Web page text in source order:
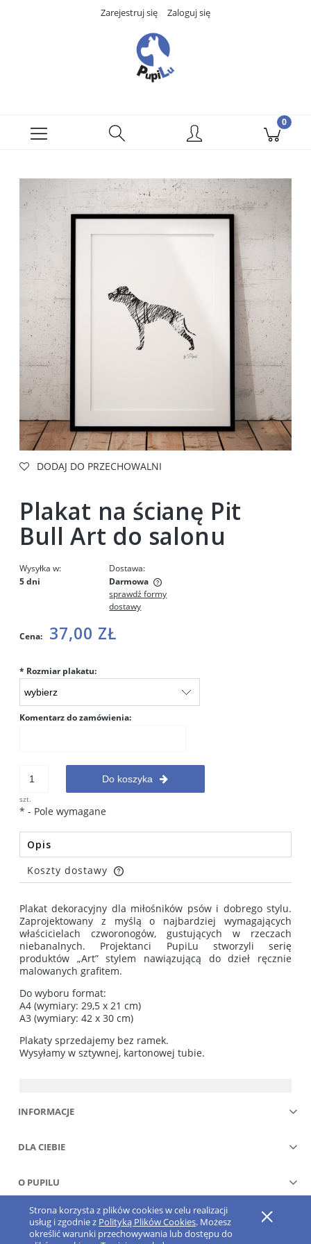
Strona korzysta z plików cookies w celu realizacji
usług i zgodnie z Polityką Plików Cookies. Możesz
określić warunki przechowywania lub dostępu do
Zarejestruj się Zaloguj się
DODAJ DO PRZECHOWALNI
Plakat na ścianę Pit
Bull Art do salonu
Wysyłka w:
5 dni
Dostawa:
Darmowa
Cena nie zawiera ewentualnych kosztów płatności
sprawdź formy
dostawy
Cena: 37,00 ZŁ
* Rozmiar plakatu:
Komentarz do zamówienia:
szt.
Do koszyka
* - Pole wymagane
Opis
Koszty dostawy
Cena nie zawiera ewentualnych kosztów płatności
Plakat dekoracyjny dla miłośników psów i dobrego stylu.
Zaprojektowany z myślą o najbardziej wymagających
właścicielach czworonogów, gustujących w rzeczach
niebanalnych. Projektanci PupiLu stworzyli serię
produktów „Art” stylem nawiązującą do dzieł ręcznie
malowanych grafitem.
Do wyboru format:
A4 (wymiary: 29,5 x 21 cm)
A3 (wymiary: 42 x 30 cm)
Plakaty sprzedajemy bez ramek.
Wysyłamy w sztywnej, kartonowej tubie.
INFORMACJE
DLA CIEBIE
O PUPILU
Pokaż pełną wersję strony